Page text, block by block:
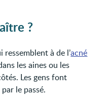
?
ressemblent à de l’acné
les aines ou les
Les gens font
le passé.